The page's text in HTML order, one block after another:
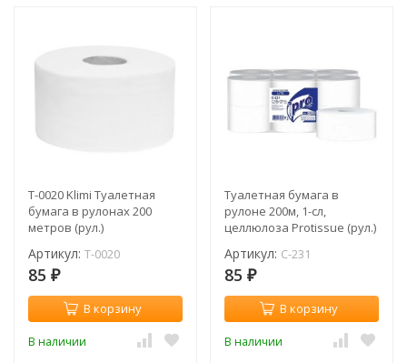
T-0020 Klimi Туалетная
бумага в рулонах 200
метров (рул.)
Артикул: T-0020
85 ₽
В корзину
В наличии
Туалетная бумага в
рулоне 200м, 1-сл,
целлюлоза Protissue (рул.)
Артикул: C-231
85 ₽
В корзину
В наличии